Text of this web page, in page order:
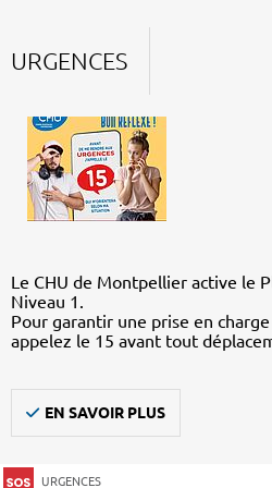
URGENCES
Le CHU de Montpellier active le
Niveau 1.
Pour garantir une prise en
appelez le 15 avant tout
EN SAVOIR PLUS
URGENCES